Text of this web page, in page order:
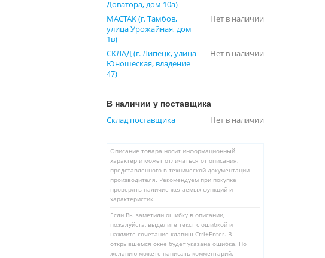
Доватора, дом 10а)
МАСТАК (г. Тамбов,
улица Урожайная, дом
1в)
Нет в наличии
СКЛАД (г. Липецк, улица
Юношеская, владение
47)
Нет в наличии
В наличии у поставщика
Склад поставщика Нет в наличии
Описание товара носит информационный
характер и может отличаться от описания,
представленного в технической документации
производителя. Рекомендуем при покупке
проверять наличие желаемых функций и
характеристик.
Если Вы заметили ошибку в описании,
пожалуйста, выделите текст с ошибкой и
нажмите сочетание клавиш Ctrl+Enter. В
открывшемся окне будет указана ошибка. По
желанию можете написать комментарий.